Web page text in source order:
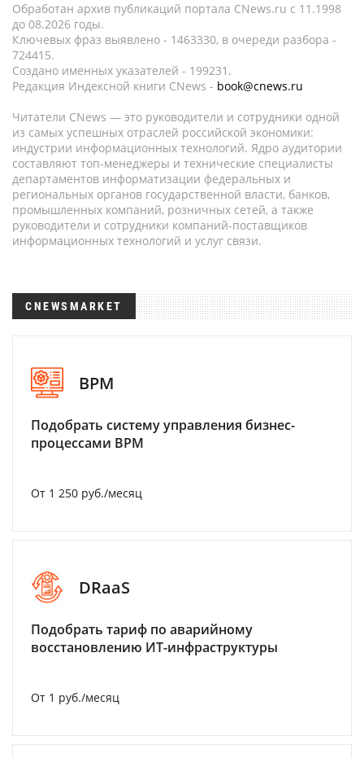
Обработан архив публикаций портала CNews.ru c 11.1998
до 08.2026 годы.
Ключевых фраз выявлено - 1463330, в очереди разбора -
724415.
Создано именных указателей - 199231.
Редакция Индексной книги CNews - book@cnews.ru
Читатели CNews — это руководители и сотрудники одной
из самых успешных отраслей российской экономики:
индустрии информационных технологий. Ядро аудитории
составляют топ-менеджеры и технические специалисты
департаментов информатизации федеральных и
региональных органов государственной власти, банков,
промышленных компаний, розничных сетей, а также
руководители и сотрудники компаний-поставщиков
информационных технологий и услуг связи.
CNEWSMARKET
BPM
Подобрать систему управления бизнес-
процессами BPM
От 1 250 руб./месяц
DRaaS
Подобрать тариф по аварийному
восстановлению ИТ-инфраструктуры
От 1 руб./месяц